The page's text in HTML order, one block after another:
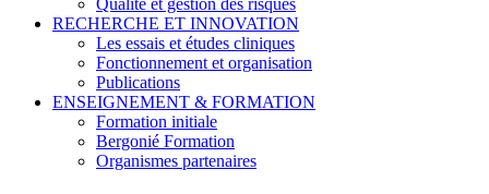
Qualité et gestion des risques
RECHERCHE ET INNOVATION
Les essais et études cliniques
Fonctionnement et organisation
Publications
ENSEIGNEMENT & FORMATION
Formation initiale
Bergonié Formation
Organismes partenaires